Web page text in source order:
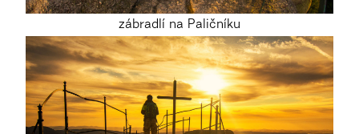
zábradlí na Paličníku